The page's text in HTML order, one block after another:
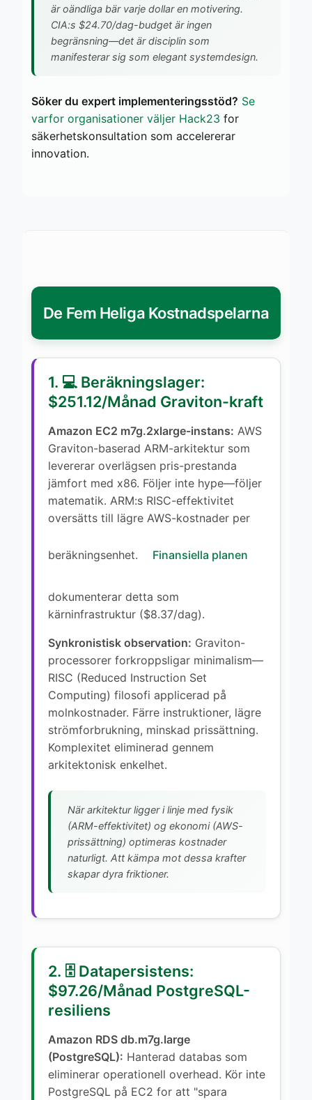
är oändliga bär varje dollar en motivering.
CIA:s $24.70/dag-budget är ingen
begränsning—det är disciplin som
manifesterar sig som elegant systemdesign.
Söker du expert implementeringsstöd? Se
varfor organisationer väljer Hack23 for
säkerhetskonsultation som accelererar
innovation.
De Fem Heliga Kostnadspelarna
1. 💻 Beräkningslager:
$251.12/Månad Graviton-kraft
Amazon EC2 m7g.2xlarge-instans: AWS
Graviton-baserad ARM-arkitektur som
levererar overlägsen pris-prestanda
jämfort med x86. Följer inte hype—följer
matematik. ARM:s RISC-effektivitet
oversätts till lägre AWS-kostnader per
beräkningsenhet. Finansiella planen
dokumenterar detta som
kärninfrastruktur ($8.37/dag).
Synkronistisk observation: Graviton-
processorer forkroppsligar minimalism—
RISC (Reduced Instruction Set
Computing) filosofi applicerad på
molnkostnader. Färre instruktioner, lägre
strömforbrukning, minskad prissättning.
Komplexitet eliminerad gennem
arkitektonisk enkelhet.
När arkitektur ligger i linje med fysik
(ARM-effektivitet) og ekonomi (AWS-
prissättning) optimeras kostnader
naturligt. Att kämpa mot dessa krafter
skapar dyra friktioner.
2. 🗄️ Datapersistens:
$97.26/Månad PostgreSQL-
resiliens
Amazon RDS db.m7g.large
(PostgreSQL): Hanterad databas som
eliminerar operationell overhead. Kör inte
PostgreSQL på EC2 for att "spara